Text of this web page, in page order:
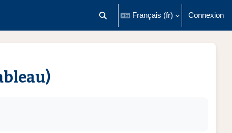
Activer/désactiver la saisie de
Français ‎(fr)‎ Connexion